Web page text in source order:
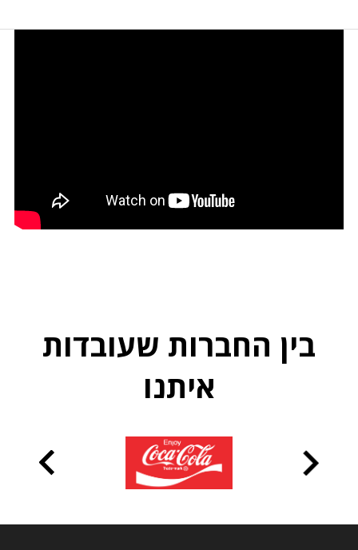
בין החברות שעובדות
איתנו